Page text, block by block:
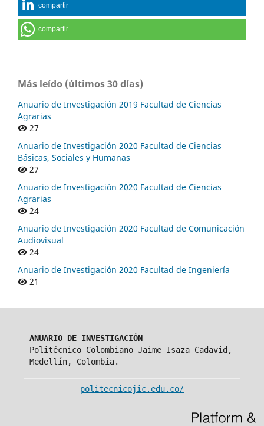
compartir
compartir
Más leído (últimos 30 días)
Anuario de Investigación 2019 Facultad de Ciencias
Agrarias
27
Anuario de Investigación 2020 Facultad de Ciencias
Básicas, Sociales y Humanas
27
Anuario de Investigación 2020 Facultad de Ciencias
Agrarias
24
Anuario de Investigación 2020 Facultad de Comunicación
Audiovisual
24
Anuario de Investigación 2020 Facultad de Ingeniería
21
ANUARIO DE INVESTIGACIÓN
Politécnico Colombiano Jaime Isaza Cadavid,
Medellín, Colombia.
politecnicojic.edu.co/